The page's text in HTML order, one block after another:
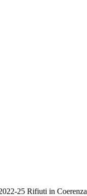
25 Rifiuti in Coerenza